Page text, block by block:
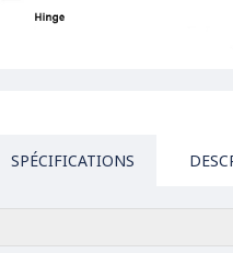
SPÉCIFICATIONS